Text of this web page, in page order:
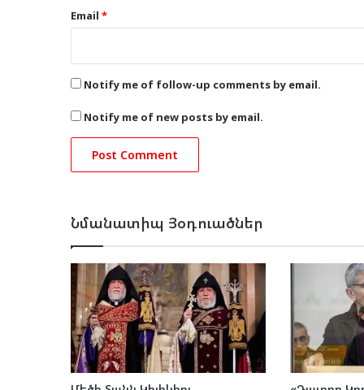
Email *
Notify me of follow-up comments by email.
Notify me of new posts by email.
Նմանատիպ Յօդուածներ